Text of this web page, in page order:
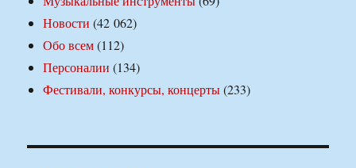
Новости (42 062)
Обо всем(112)
Персоналии (134)
Фестивали, конкурсы, концерты(233)